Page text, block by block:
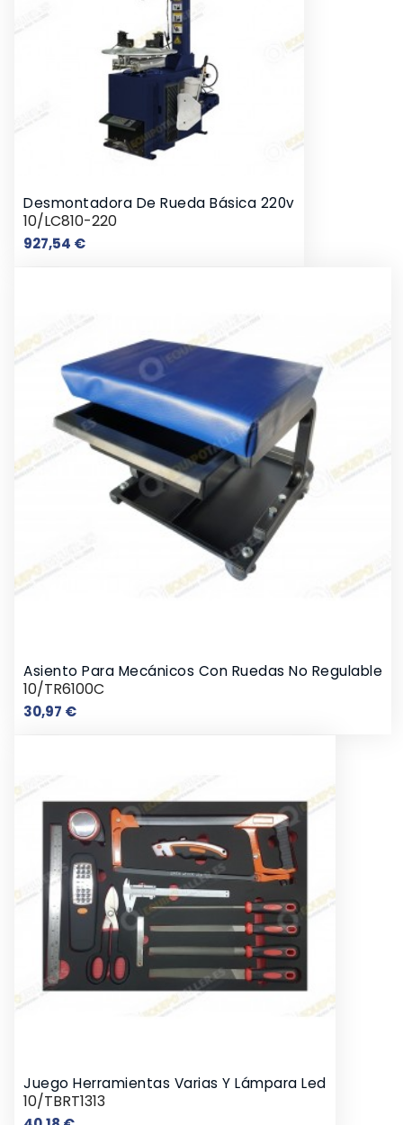
Desmontadora De Rueda Básica 220v
10/LC810-220
927,54 €Precio
Asiento Para Mecánicos Con Ruedas No Regulable
10/TR6100C
30,97 €Precio
Juego Herramientas Varias Y Lámpara Led
10/TBRT1313